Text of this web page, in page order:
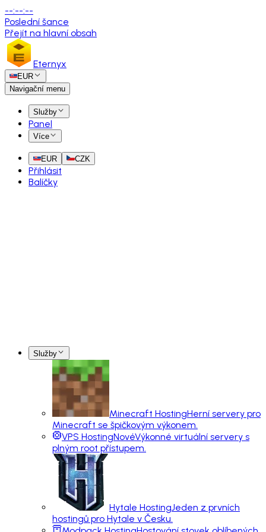
--:--:--
Poslední šance
Přejít na hlavní obsah
Eternyx
EUR
Navigační menu
Služby
Panel
Více
EUR CZK
Přihlásit
Balíčky
Služby
Minecraft HostingHerní servery pro
Minecraft se špičkovým výkonem.
VPS HostingNovéVýkonné virtuální servery s
plným root přístupem.
Hytale HostingJeden z prvních
hostingů pro Hytale v Česku.